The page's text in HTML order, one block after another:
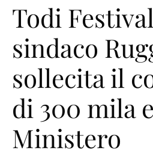
Todi
sindaco
sollecita il
di 300 mila
Ministero